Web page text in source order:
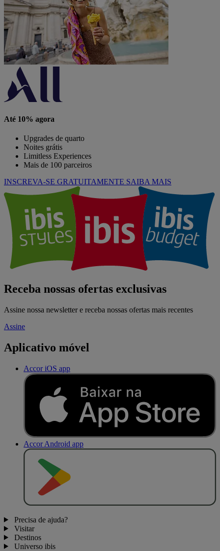
Até 10% agora
Upgrades de quarto
Noites grátis
Limitless Experiences
Mais de 100 parceiros
INSCREVA-SE GRATUITAMENTE SAIBA MAIS
Receba nossas ofertas exclusivas
Assine nossa newsletter e receba nossas ofertas mais recentes
Assine
Aplicativo móvel
Accor iOS app
Accor Android app
Precisa de ajuda?
Visitar
Destinos
Universo ibis